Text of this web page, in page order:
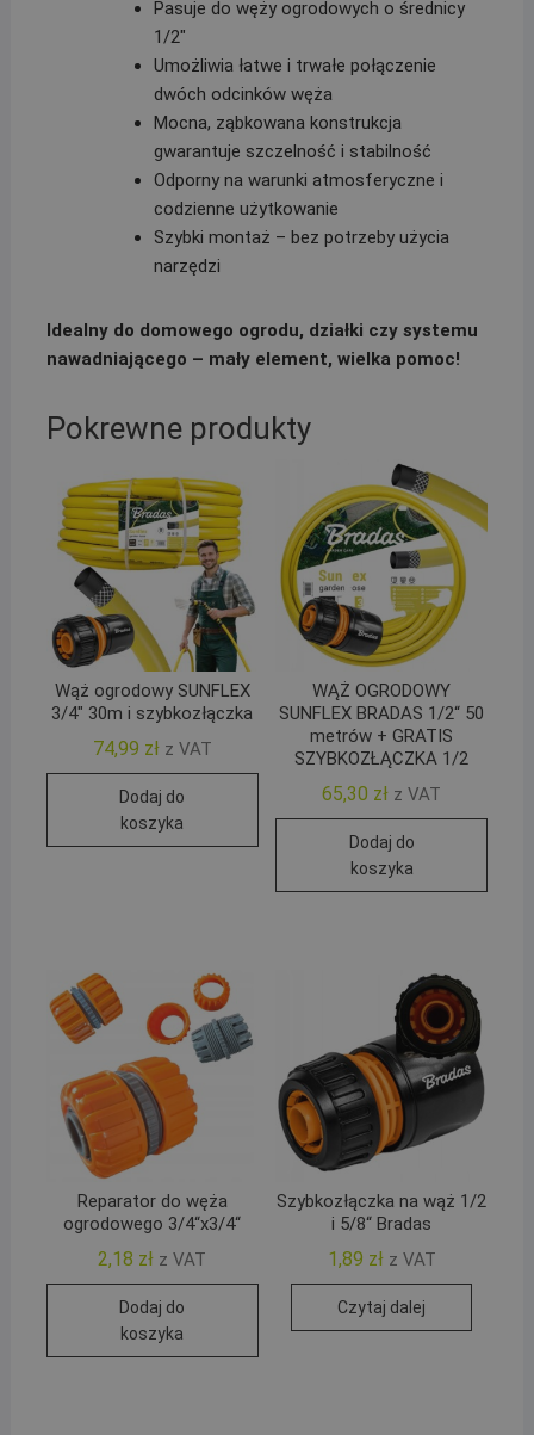
Pasuje do węży ogrodowych o średnicy
1/2″
Umożliwia łatwe i trwałe połączenie
dwóch odcinków węża
Mocna, ząbkowana konstrukcja
gwarantuje szczelność i stabilność
Odporny na warunki atmosferyczne i
codzienne użytkowanie
Szybki montaż – bez potrzeby użycia
narzędzi
Idealny do domowego ogrodu, działki czy systemu
nawadniającego – mały element, wielka pomoc!
Pokrewne produkty
Wąż ogrodowy SUNFLEX
3/4″ 30m i szybkozłączka
74,99 zł z VAT
Dodaj do
koszyka
WĄŻ OGRODOWY
SUNFLEX BRADAS 1/2“ 50
metrów + GRATIS
SZYBKOZŁĄCZKA 1/2
65,30 zł z VAT
Dodaj do
koszyka
Reparator do węża
ogrodowego 3/4“x3/4“
2,18 zł z VAT
Dodaj do
koszyka
Szybkozłączka na wąż 1/2
i 5/8“ Bradas
1,89 zł z VAT
Czytaj dalej